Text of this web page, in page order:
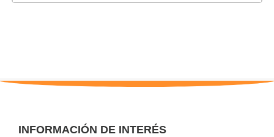
INFORMACIÓN DE INTERÉS